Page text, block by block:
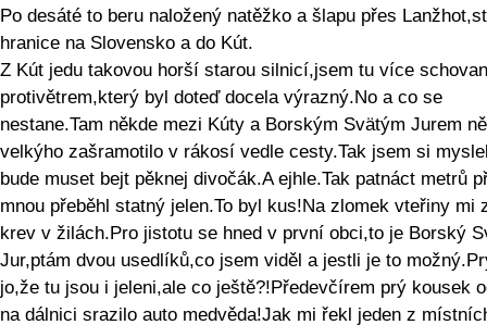
Po desáté to beru naložený natěžko a šlapu přes
hranice na Slovensko a do Kút.
Z Kút jedu takovou horší starou silnicí,jsem tu více
protivětrem,který byl doteď docela výrazný.No a co se
nestane.Tam někde mezi Kúty a Borským Svätým Jurem
velkýho zašramotilo v rákosí vedle cesty.Tak jsem si
bude muset bejt pěknej divočák.A ejhle.Tak patnáct metrů
mnou přeběhl statný jelen.To byl kus!Na zlomek vteřiny mi
krev v žilách.Pro jistotu se hned v první obci,to je Borský
Jur,ptám dvou usedlíků,co jsem viděl a jestli je to
jo,že tu jsou i jeleni,ale co ještě?!Předevčírem prý kousek
na dálnici srazilo auto medvěda!Jak mi řekl jeden z